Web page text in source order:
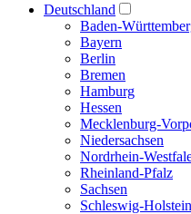
Deutschland
Baden-
Bayern
Berlin
Bremen
Hamburg
Hessen
Mecklenburg-
Niedersachsen
Nordrhein-
Rheinland-Pfalz
Sachsen
Schleswig-Holstein